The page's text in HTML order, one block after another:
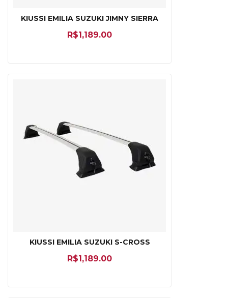
KIUSSI EMILIA SUZUKI JIMNY SIERRA
R$1,189.00
KIUSSI EMILIA SUZUKI S-CROSS
R$1,189.00